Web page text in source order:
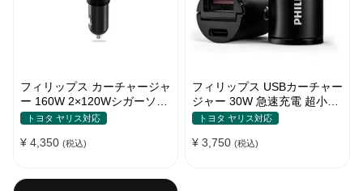
フィリップス カーチャージャ
ー 160W 2×120Wシガーソケ
ット おしゃれ
トヨタ ヤリス対応
¥ 4,350 (税込)
フィリップス USBカーチャー
ジャー 30W 急速充電 超小型
設計 おしゃれ シガーソケッ
トヨタ ヤリス対応
¥ 3,750 (税込)